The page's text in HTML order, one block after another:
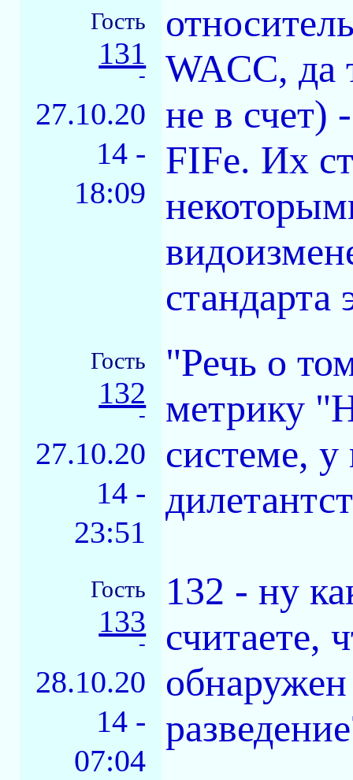
Гость
131
-
27.10.20
14 -
18:09
WACC, да
не в счет)
FIFe. Их
стандарта
Гость
132
-
27.10.20
14 -
23:51
"Речь о
метрику
системе, у
Гость
133
-
28.10.20
14 -
07:04
132 - ну
считаете,